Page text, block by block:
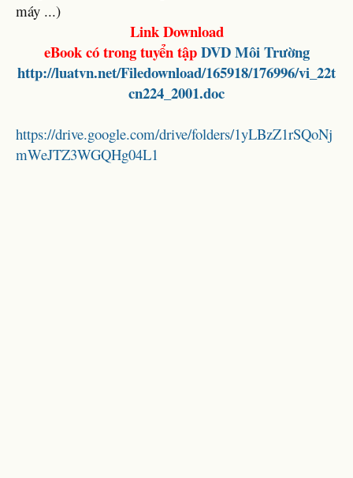
máy ...)
Link Download
eBook có trong tuyển tậpDVD Môi Trường
http://luatvn.net/Filedownload/165918/176996/vi_22t
cn224_2001.doc
https://drive.google.com/drive/folders/1yLBzZ1rSQoNj
mWeJTZ3WGQHg04L1